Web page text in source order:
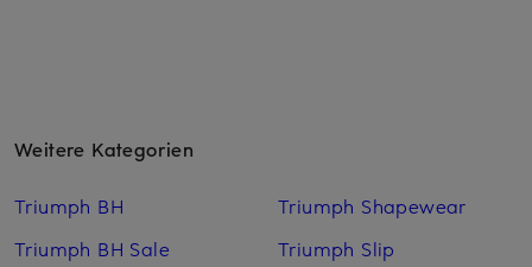
Weitere Kategorien
Triumph BH
Triumph BH Sale
Triumph Shapewear
Triumph Slip